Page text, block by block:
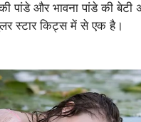
पांडे और भावना पांडे की बेटी
स्टार किट्स में से एक है।